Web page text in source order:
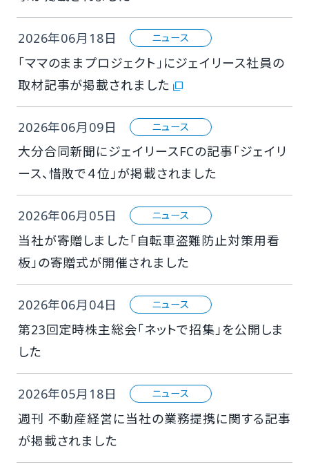
2026年06月18日 ニュース
「ママのままプロジェクト」にジェイリース社員の
取材記事が掲載されました
2026年06月09日 ニュース
大分合同新聞にジェイリースFCの記事「ジェイリ
ース、惜敗で４位」が掲載されました
2026年06月05日 ニュース
当社が寄贈しました「自転車盗難防止対策用看
板」の寄贈式が開催されました
2026年06月04日 ニュース
第23回定時株主総会「ネットで招集」を公開しま
した
2026年05月18日 ニュース
週刊 不動産経営に当社の業務提携に関する記事
が掲載されました